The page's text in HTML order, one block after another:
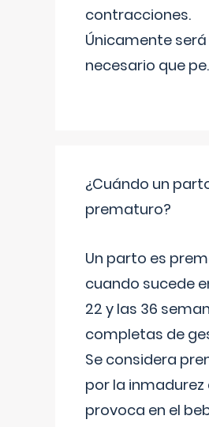
contracciones.
Únicamente será
necesario que pe
¿Cuándo un
prematuro?
Un parto es
cuando sucede
22 y las 36
completas de
Se considera
por la inmadurez
provoca en el